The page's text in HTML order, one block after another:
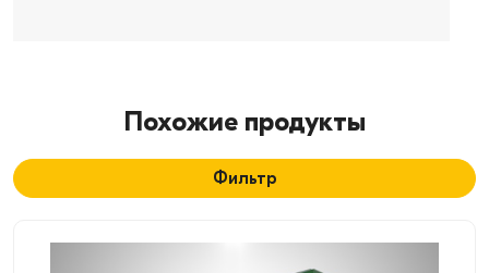
Похожие продукты
Фильтр